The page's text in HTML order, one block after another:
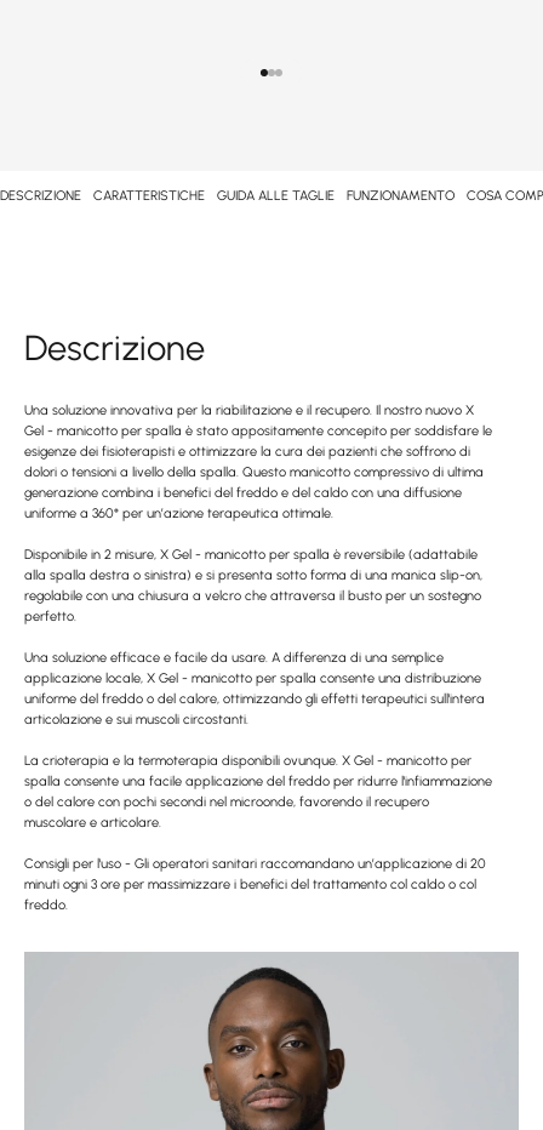
DESCRIZIONE CARATTERISTICHE GUIDA ALLE TAGLIE FUNZIONAMENTO COSA
Descrizione
Una soluzione innovativa per la riabilitazione e il recupero. Il nostro nuovo X
Gel - manicotto per spalla è stato appositamente concepito per soddisfare le
esigenze dei fisioterapisti e ottimizzare la cura dei pazienti che soffrono di
dolori o tensioni a livello della spalla. Questo manicotto compressivo di ultima
generazione combina i benefici del freddo e del caldo con una diffusione
uniforme a 360° per un’azione terapeutica ottimale.
Disponibile in 2 misure, X Gel - manicotto per spalla è reversibile (adattabile
alla spalla destra o sinistra) e si presenta sotto forma di una manica slip-on,
regolabile con una chiusura a velcro che attraversa il busto per un sostegno
perfetto.
Una soluzione efficace e facile da usare. A differenza di una semplice
applicazione locale, X Gel - manicotto per spalla consente una distribuzione
uniforme del freddo o del calore, ottimizzando gli effetti terapeutici sull'intera
articolazione e sui muscoli circostanti.
La crioterapia e la termoterapia disponibili ovunque. X Gel - manicotto per
spalla consente una facile applicazione del freddo per ridurre l'infiammazione
o del calore con pochi secondi nel microonde, favorendo il recupero
muscolare e articolare.
Consigli per l'uso - Gli operatori sanitari raccomandano un’applicazione di 20
minuti ogni 3 ore per massimizzare i benefici del trattamento col caldo o col
freddo.